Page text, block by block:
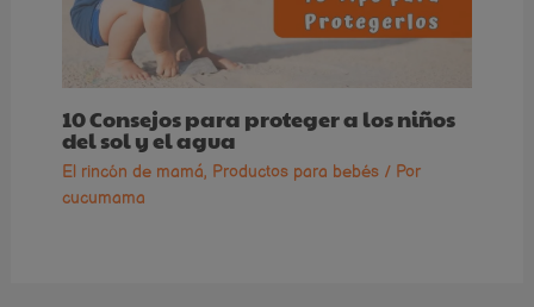
10 Consejos para proteger a los niños
del sol y el agua
El rincón de mamá, Productos para bebés/ Por
cucumama